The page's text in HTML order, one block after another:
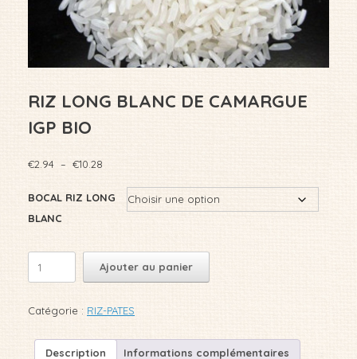
RIZ LONG BLANC DE CAMARGUE
IGP BIO
€2.94 – €10.28
prix :
€2.94
BOCAL RIZ LONG
BLANC
BLANC
CAMARGUE
Ajouter au panier
Catégorie : RIZ-PATES
Description Informations complémentaires